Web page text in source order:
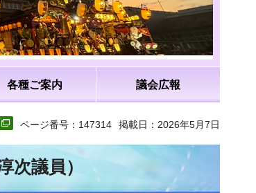
各種ご案内 議会広報
ページ番号：147314 掲載日：2026年5月7日
次議員）